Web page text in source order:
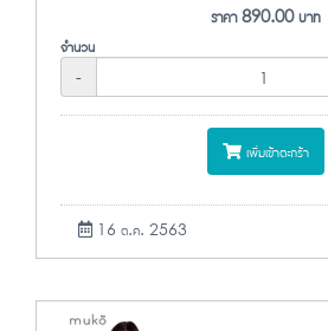
ราคา890.00บาท
จำนวน
-
เพิ่มเข้าตะกร้า
16 ต.ค. 2563